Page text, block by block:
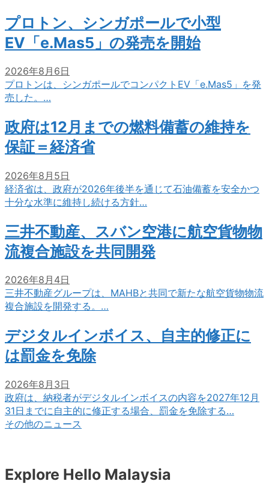
プロトン、シンガポールで小型
EV「e.Mas5」の発売を開始
2026年8月6日
プロトンは、シンガポールでコンパクトEV「e.Mas5」を発
売した。…
政府は12月までの燃料備蓄の維持を
保証＝経済省
2026年8月5日
経済省は、政府が2026年後半を通じて石油備蓄を安全かつ
十分な水準に維持し続ける方針…
三井不動産、スバン空港に航空貨物物
流複合施設を共同開発
2026年8月4日
三井不動産グループは、MAHBと共同で新たな航空貨物物流
複合施設を開発する。…
デジタルインボイス、自主的修正に
は罰金を免除
2026年8月3日
政府は、納税者がデジタルインボイスの内容を2027年12月
31日までに自主的に修正する場合、罰金を免除する…
その他のニュース
Explore Hello Malaysia